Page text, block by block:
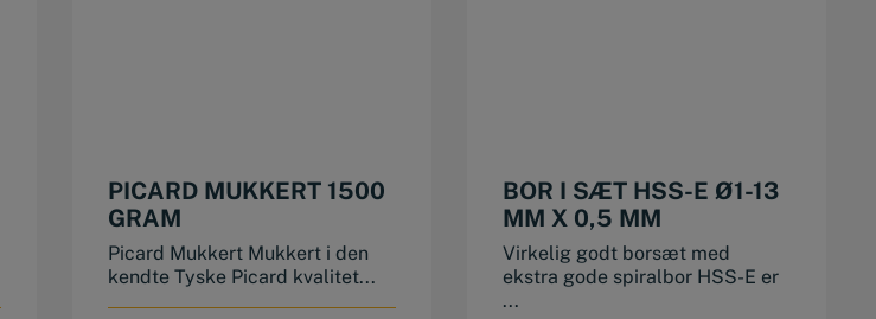
PICARD MUKKERT 1500
GRAM
Picard Mukkert Mukkert i den
kendte Tyske Picard kvalitet...
BOR I SÆT HSS-E Ø1-13
MM X 0,5 MM
Virkelig godt borsæt med
ekstra gode spiralbor HSS-E er
...